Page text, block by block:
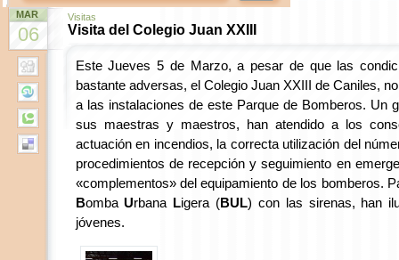
MAR
06
Visitas
Visita del Colegio Juan XXIII
Este Jueves 5 de Marzo, a pesar de que las
bastante adversas, el Colegio Juan XXIII de Caniles,
a las instalaciones de este Parque de Bomberos. Un
sus maestras y maestros, han atendido a los
actuación en incendios, la correcta utilización del
procedimientos de recepción y seguimiento en
«complementos» del equipamiento de los bomberos.
BombaUrbana Ligera (BUL) con las sirenas, han
jóvenes.